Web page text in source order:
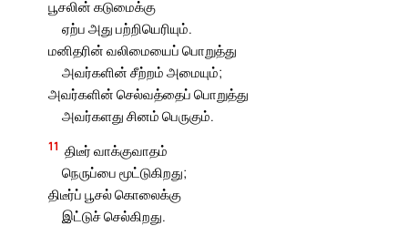
பூசலின் கடுமைக்கு
ஏற்ப அது பற்றியெரியும்.
மனிதரின் வலிமையைப் பொறுத்து
அவர்களின் சீற்றம் அமையும்;
அவர்களின் செல்வத்தைப் பொறுத்து
அவர்களது சினம் பெருகும்.
11 திடீர் வாக்குவாதம்
நெருப்பை மூட்டுகிறது;
திடீர்ப் பூசல் கொலைக்கு
இட்டுச் செல்கிறது.